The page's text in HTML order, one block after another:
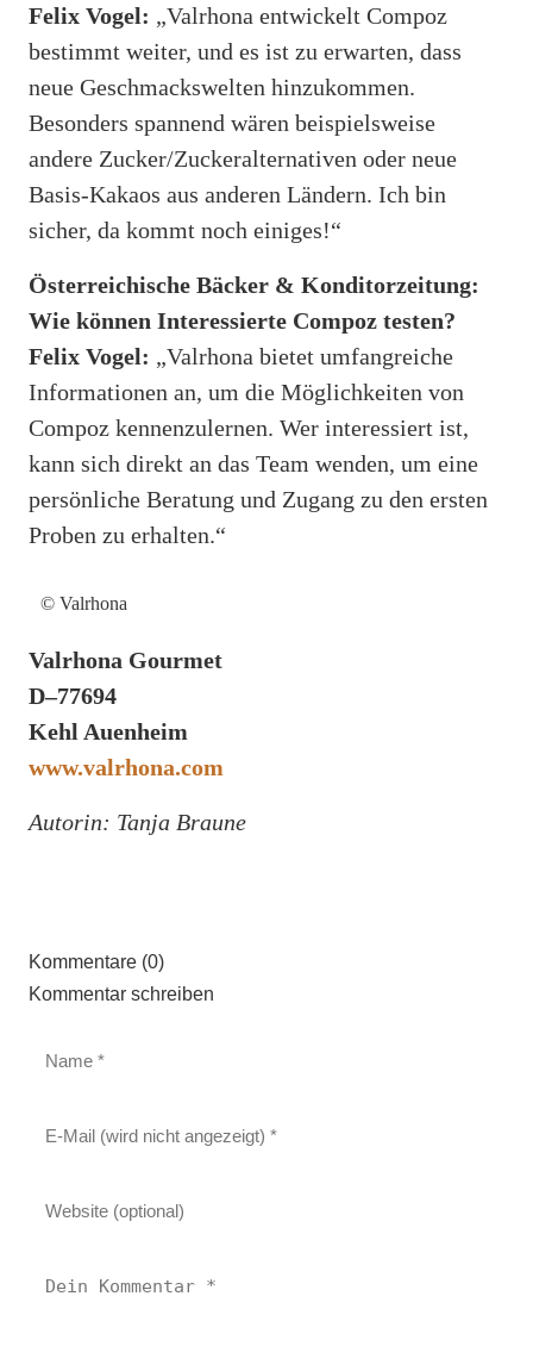
Felix Vogel: „Valrhona entwickelt Compoz
bestimmt weiter, und es ist zu erwarten, dass
neue Geschmackswelten hinzukommen.
Besonders spannend wären beispielsweise
andere Zucker/Zuckeralternativen oder neue
Basis-Kakaos aus anderen Ländern. Ich bin
sicher, da kommt noch einiges!“
Österreichische Bäcker & Konditorzeitung:
Wie können Interessierte Compoz testen?
Felix Vogel: „Valrhona bietet umfangreiche
Informationen an, um die Möglichkeiten von
Compoz kennenzulernen. Wer interessiert ist,
kann sich direkt an das Team wenden, um eine
persönliche Beratung und Zugang zu den ersten
Proben zu erhalten.“
© Valrhona
Valrhona Gourmet
D–77694
Kehl Auenheim
www.valrhona.com
Autorin: Tanja Braune
Kommentare (0)
Kommentar schreiben